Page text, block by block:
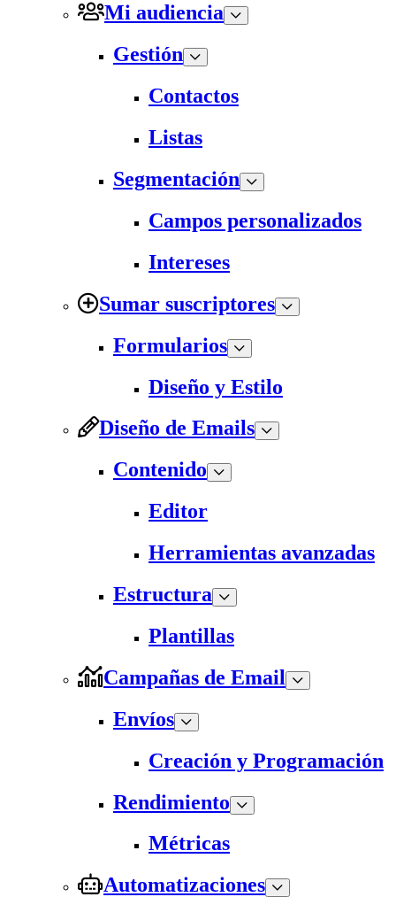
Mi audiencia
Gestión
Contactos
Listas
Segmentación
Campos personalizados
Intereses
Sumar suscriptores
Formularios
Diseño y Estilo
Diseño de Emails
Contenido
Editor
Herramientas avanzadas
Estructura
Plantillas
Campañas de Email
Envíos
Creación y Programación
Rendimiento
Métricas
Automatizaciones